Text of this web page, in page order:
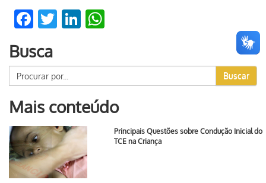
Facebook
TwitterLinkedIn
Busca
Buscar
Mais conteúdo
Principais Questões sobre Condução Inicial do
TCE na Criança